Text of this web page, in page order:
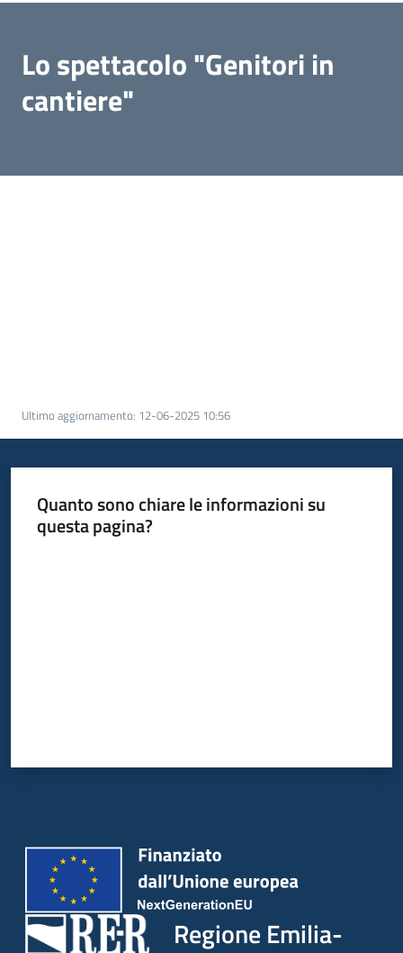
Lo spettacolo "Genitori in
cantiere"
Ultimo aggiornamento: 12-06-2025 10:56
Quanto sono chiare le informazioni su
questa pagina?
Regione Emilia-